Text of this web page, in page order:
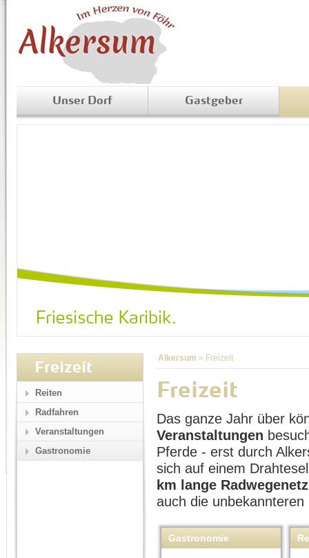
Unser Dorf Gastgeber
Alkersum » Freizeit
Freizeit
Das ganze Jahr über
Veranstaltungen
Pferde - erst durch
sich auf einem
km lange
auch die
Gastronomie
Freizeit
Reiten
Radfahren
Veranstaltungen
Gastronomie